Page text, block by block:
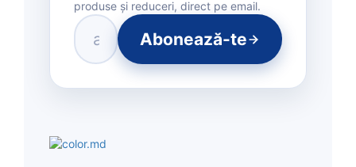
produse și reduceri, direct pe email.
Abonează-te